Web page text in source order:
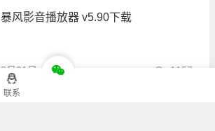
暴风影音播放器 v5.90下载
2月21日 1157
0
联系